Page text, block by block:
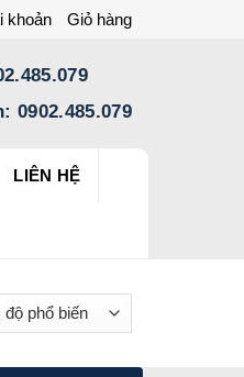
khoản Giỏ hàng
0902.485.079
LIÊN HỆ